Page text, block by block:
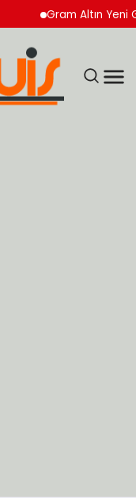
Gram Altın Yeni